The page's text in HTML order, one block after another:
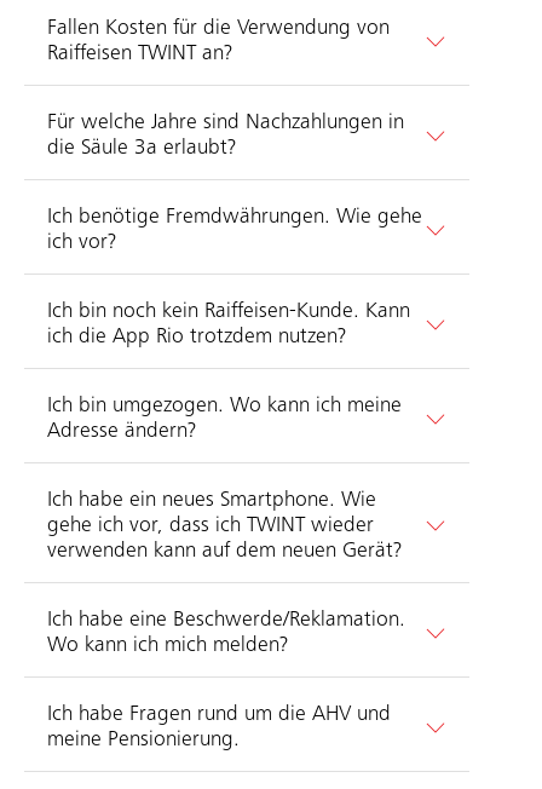
Fallen Kosten für die Verwendung von
Raiffeisen TWINT an?
Für welche Jahre sind Nachzahlungen in
die Säule 3a erlaubt?
Ich benötige Fremdwährungen. Wie gehe
ich vor?
Ich bin noch kein Raiffeisen-Kunde. Kann
ich die App Rio trotzdem nutzen?
Ich bin umgezogen. Wo kann ich meine
Adresse ändern?
Ich habe ein neues Smartphone. Wie
gehe ich vor, dass ich TWINT wieder
verwenden kann auf dem neuen Gerät?
Ich habe eine Beschwerde/Reklamation.
Wo kann ich mich melden?
Ich habe Fragen rund um die AHV und
meine Pensionierung.